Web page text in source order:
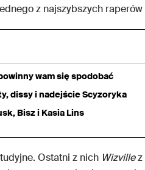
z najszybszych raperów
wam się spodobać
dissy i nadejście Scyzoryka
Bisz i Kasia Lins
Ostatni z nich Wizvillez